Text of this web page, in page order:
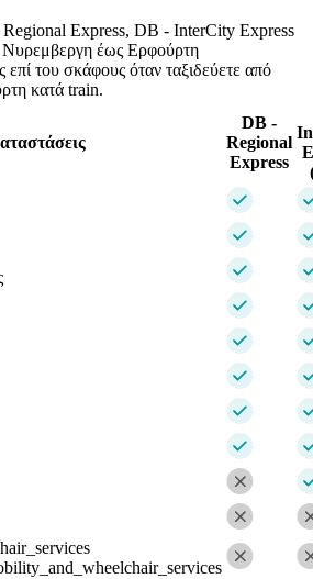
Express, DB - InterCity Express
έως Ερφούρτη
επί του σκάφους όταν ταξιδεύετε από
κατά train.
DB -
Regional
Express